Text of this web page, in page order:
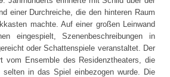
einer Durchreiche, die den hinteren Raum
machte. Auf einer großen Leinwand
eingespielt, Szenenbeschreibungen in
oder Schattenspiele veranstaltet. Der
vom Ensemble des Residenztheaters, die
in das Spiel einbezogen wurde. Die